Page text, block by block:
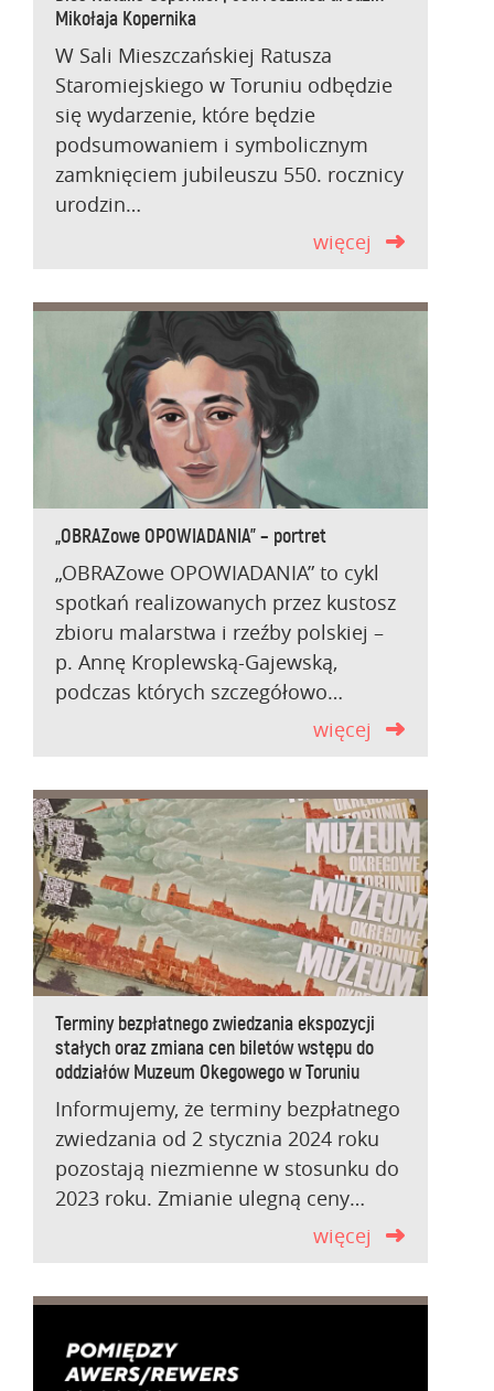
Mikołaja Kopernika
W Sali Mieszczańskiej Ratusza
Staromiejskiego w Toruniu odbędzie
się wydarzenie, które będzie
podsumowaniem i symbolicznym
zamknięciem jubileuszu 550. rocznicy
urodzin…
więcej
„OBRAZowe OPOWIADANIA” – portret
„OBRAZowe OPOWIADANIA” to cykl
spotkań realizowanych przez kustosz
zbioru malarstwa i rzeźby polskiej –
p. Annę Kroplewską-Gajewską,
podczas których szczegółowo…
więcej
Terminy bezpłatnego zwiedzania ekspozycji
stałych oraz zmiana cen biletów wstępu do
oddziałów Muzeum Okegowego w Toruniu
Informujemy, że terminy bezpłatnego
zwiedzania od 2 stycznia 2024 roku
pozostają niezmienne w stosunku do
2023 roku. Zmianie ulegną ceny…
więcej